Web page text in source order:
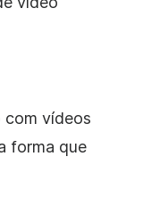
com vídeos
forma que